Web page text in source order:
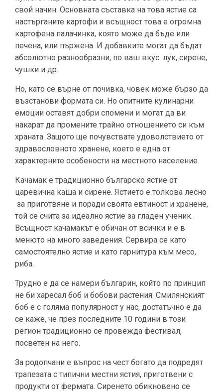
свой начин. Основната съставка на това ястие са
настърганите картофи и всъщност това е огромна
картофена палачинка, която може да бъде или
печена, или пържена. И добавките могат да бъдат
абсолютно разнообразни, по ваш вкус: лук, сирене,
чушки и др.
Но, като се върне от почивка, човек може бързо да
възстанови формата си. Но опитните кулинарни
емоции оставят добри спомени и могат да ви
накарат да промените трайно отношението си към
храната. Защото ще почувствате удоволствието от
здравословното хранене, което е една от
характерните особености на местното население.
Качамак е традиционно българско ястие от
царевична каша и сирене. Ястието е толкова лесно
за приготвяне и поради своята евтиност и хранене,
той се счита за идеално ястие за гладен ученик.
Всъщност качамакът е обичан от всички и е в
менюто на много заведения. Сервира се като
самостоятелно ястие и като гарнитура към месо,
риба.
Трудно е да се намери българин, който по принцип
не би харесал боб и бобови растения. Смилянският
боб е с голяма популярност у нас, достатъчно е да
се каже, че през последните 10 години в този
регион традиционно се провежда фестивал,
посветен на него.
За родопчани е въпрос на чест богато да подредят
трапезата с типични местни ястия, приготвени с
продукти от фермата. Сиренето обикновено се